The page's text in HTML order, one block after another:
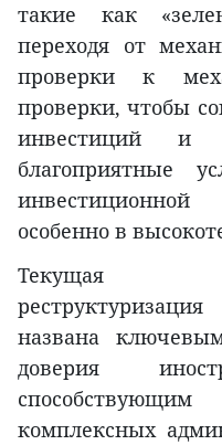
такие как
переходя от
проверки к
проверки, чтобы
инвестиций и
благоприятные
особенно в
Текущая
названа
доверия
комплексных